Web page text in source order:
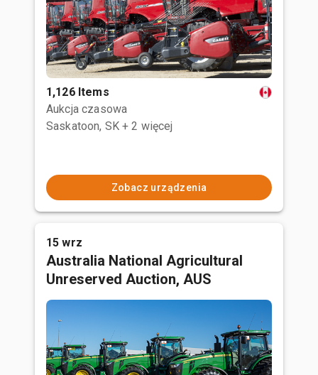
1,126 Items
Aukcja czasowa
Saskatoon, SK + 2 więcej
Zobacz urządzenia
15 wrz
Australia National Agricultural
Unreserved Auction, AUS